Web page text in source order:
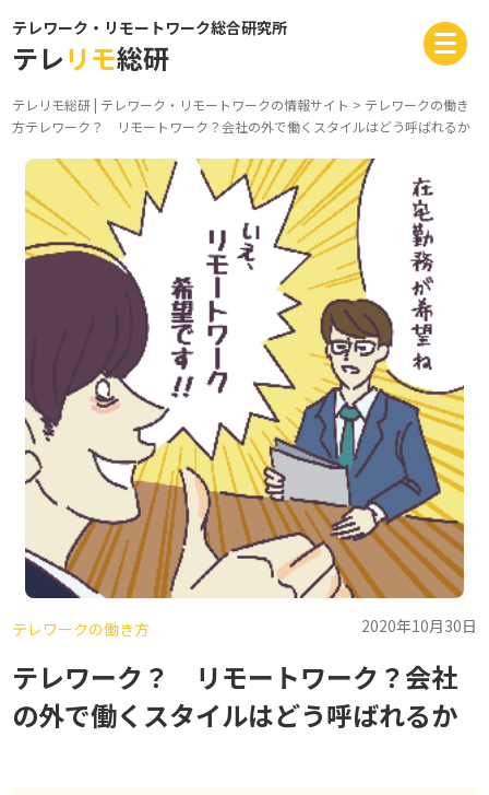
テレワーク・リモートワーク総合研究所
テレリモ総研
テレリモ総研 | テレワーク・リモートワークの情報サイト > テレワークの働き
方テレワーク？ リモートワーク？会社の外で働くスタイルはどう呼ばれるか
テレワークの働き方 2020年10月30日
テレワーク？ リモートワーク？会社
の外で働くスタイルはどう呼ばれるか